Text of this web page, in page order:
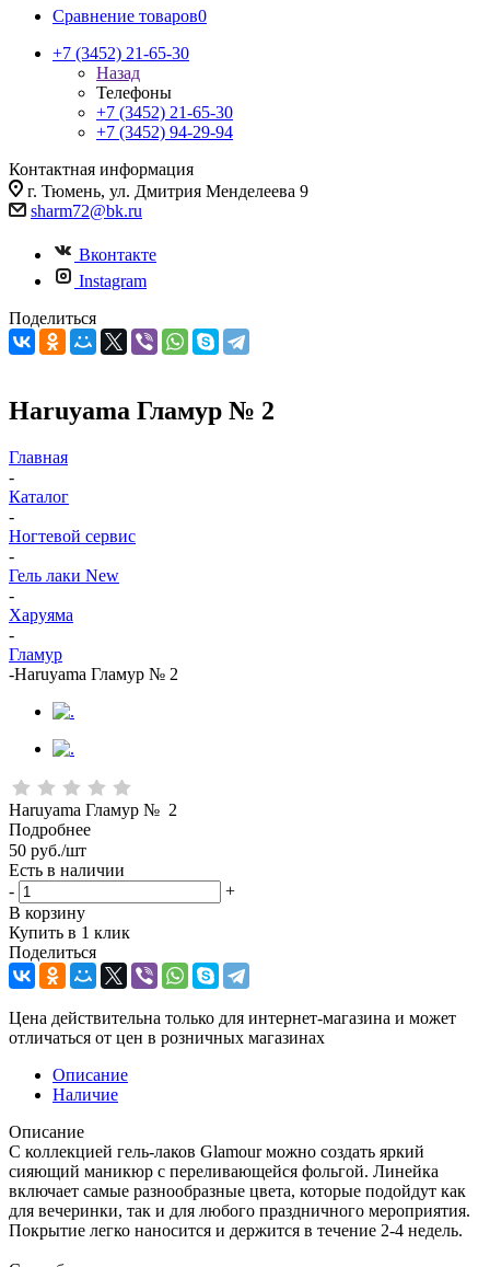
Сравнение товаров0
+7 (3452) 21-65-30
Назад
Телефоны
+7 (3452) 21-65-30
+7 (3452) 94-29-94
Контактная информация
г. Тюмень, ул. Дмитрия Менделеева 9
sharm72@bk.ru
Вконтакте
Instagram
Поделиться
Haruyama Гламур № 2
Главная
-
Каталог
-
Ногтевой сервис
-
Гель лаки New
-
Харуяма
-
Гламур
-Haruyama Гламур № 2
Haruyama Гламур № 2
Подробнее
50 руб./шт
Есть в наличии
-
+
В корзину
Купить в 1 клик
Поделиться
Цена действительна только для интернет-магазина и может
отличаться от цен в розничных магазинах
Описание
Наличие
Описание
С коллекцией гель-лаков Glamour можно создать яркий
сияющий маникюр с переливающейся фольгой. Линейка
включает самые разнообразные цвета, которые подойдут как
для вечеринки, так и для любого праздничного мероприятия.
Покрытие легко наносится и держится в течение 2-4 недель.